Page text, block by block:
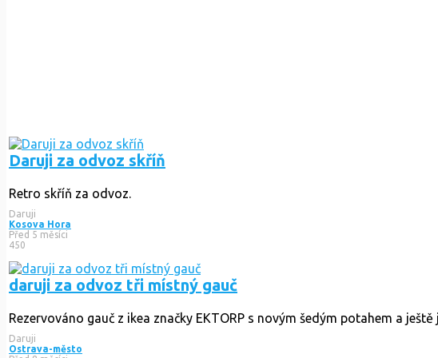
Daruji za odvoz skříň
Retro skříň za odvoz.
Daruji
Kosova Hora
Před 5 měsíci
450
daruji za odvoz tři místný gauč
Rezervováno gauč z ikea značky EKTORP s novým šedým potahem a
Daruji
Ostrava-město